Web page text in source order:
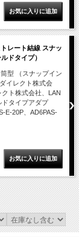
レート結線 スナッ
ドタイプ）
型 （スナップイン
イレクト株式会
ト株式会社、LAN
ドタイプアダプ
E-20P、AD6PAS-